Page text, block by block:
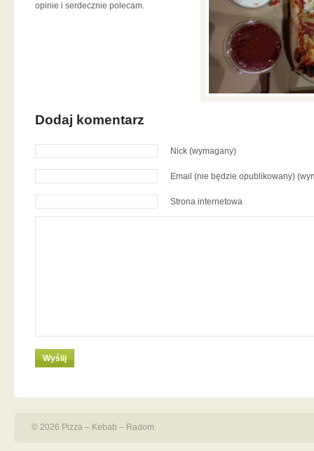
opinie i serdecznie polecam.
Dodaj komentarz
Nick (wymagany)
Email (nie będzie opublikowany)
Strona internetowa
© 2026 Pizza – Kebab – Radom